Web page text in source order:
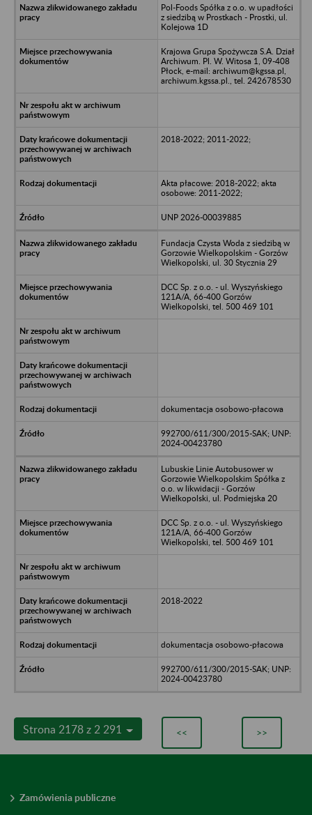
Pol-Foods Spółka z o.o. w upadłości
z siedzibą w Prostkach - Prostki, ul.
Kolejowa 1D
Krajowa Grupa Spożywcza S.A. Dział
Archiwum. Pl. W. Witosa 1, 09-408
Płock, e-mail: archiwum@kgssa.pl,
archiwum.kgssa.pl., tel. 242678530
2018-2022; 2011-2022;
Akta płacowe: 2018-2022; akta
osobowe: 2011-2022;
UNP 2026-00039885
Fundacja Czysta Woda z siedzibą w
Gorzowie Wielkopolskim - Gorzów
Wielkopolski, ul. 30 Stycznia 29
DCC Sp. z o.o. - ul. Wyszyńskiego
121A/A, 66-400 Gorzów
Wielkopolski, tel. 500 469 101
dokumentacja osobowo-płacowa
992700/611/300/2015-SAK; UNP:
2024-00423780
Lubuskie Linie Autobusower w
Gorzowie Wielkopolskim Spółka z
o.o. w likwidacji - Gorzów
Wielkopolski, ul. Podmiejska 20
DCC Sp. z o.o. - ul. Wyszyńskiego
121A/A, 66-400 Gorzów
Wielkopolski, tel. 500 469 101
2018-2022
dokumentacja osobowo-płacowa
992700/611/300/2015-SAK; UNP:
2024-00423780
Strona 2178 z 2 291 << >>
Zamówienia publiczne